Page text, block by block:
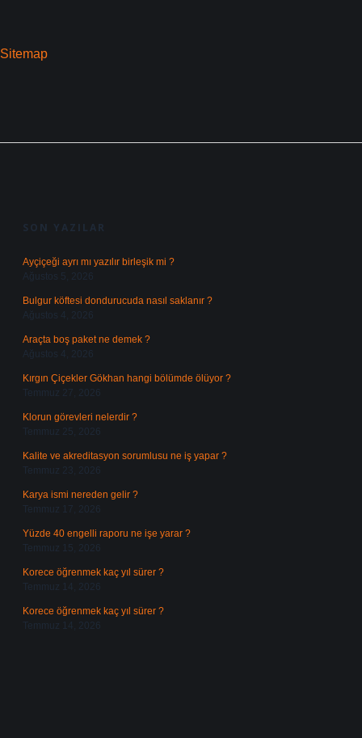
Sitemap
SON YAZILAR
Ayçiçeği ayrı mı yazılır birleşik mi ?
Ağustos 5, 2026
Bulgur köftesi dondurucuda nasıl saklanır ?
Ağustos 4, 2026
Araçta boş paket ne demek ?
Ağustos 4, 2026
Kırgın Çiçekler Gökhan hangi bölümde ölüyor ?
Temmuz 27, 2026
Klorun görevleri nelerdir ?
Temmuz 25, 2026
Kalite ve akreditasyon sorumlusu ne iş yapar ?
Temmuz 23, 2026
Karya ismi nereden gelir ?
Temmuz 17, 2026
Yüzde 40 engelli raporu ne işe yarar ?
Temmuz 15, 2026
Korece öğrenmek kaç yıl sürer ?
Temmuz 14, 2026
Korece öğrenmek kaç yıl sürer ?
Temmuz 14, 2026